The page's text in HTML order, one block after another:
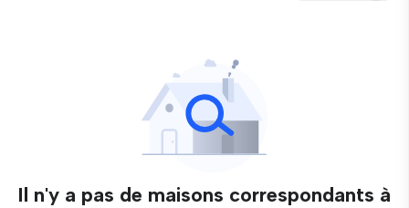
Il n'y a pas de maisons correspondants à